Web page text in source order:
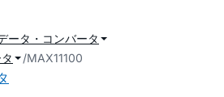
ータ・コンバータ
MAX11100